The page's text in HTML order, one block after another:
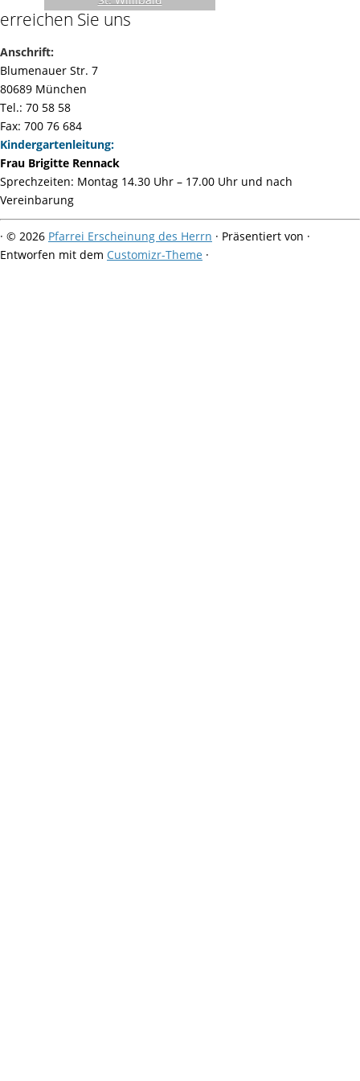
erreichen Sie uns
Anschrift:
Blumenauer Str. 7
80689 München
Tel.: 70 58 58
Fax: 700 76 684
Kindergartenleitung:
Frau Brigitte Rennack
Sprechzeiten: Montag 14.30 Uhr – 17.00 Uhr und nach
Vereinbarung
· © 2026 Pfarrei Erscheinung des Herrn · Präsentiert von ·
Entworfen mit dem Customizr-Theme ·